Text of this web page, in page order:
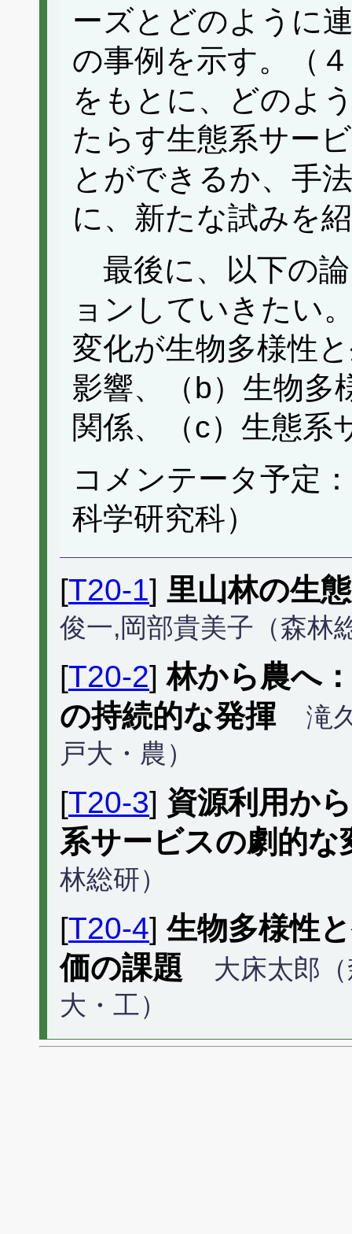
ーズとどのように
の事例を示す。（
をもとに、どのよ
たらす生態系サー
とができるか、手
に、新たな試みを
最後に、以下の
ョンしていきたい
変化が生物多様性
影響、（b）生物多
関係、（c）生態系
コメンテータ予定
科学研究科）
[T20-1] 里山林の生
俊一,岡部貴美子（森林
[T20-2]林から農へ
の持続的な発揮
滝
戸大・農）
[T20-3] 資源利用か
系サービスの劇的な
林総研）
[T20-4]生物多様性
価の課題
大床太郎
大・工）